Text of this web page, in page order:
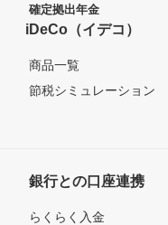
確定拠出年金
iDeCo（イデコ）
商品一覧
節税シミュレーション
銀行との口座連携
らくらく入金